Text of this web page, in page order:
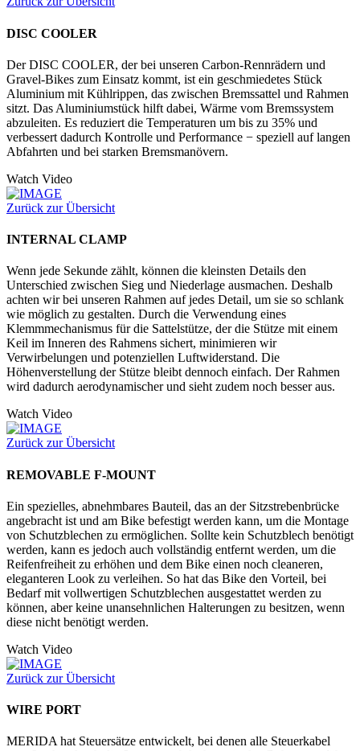
DISC COOLER
Der DISC COOLER, der bei unseren Carbon-Rennrädern und
Gravel-Bikes zum Einsatz kommt, ist ein geschmiedetes Stück
Aluminium mit Kühlrippen, das zwischen Bremssattel und Rahmen
sitzt. Das Aluminiumstück hilft dabei, Wärme vom Bremssystem
abzuleiten. Es reduziert die Temperaturen um bis zu 35% und
verbessert dadurch Kontrolle und Performance − speziell auf langen
Abfahrten und bei starken Bremsmanövern.
Watch Video
Zurück zur Übersicht
INTERNAL CLAMP
Wenn jede Sekunde zählt, können die kleinsten Details den
Unterschied zwischen Sieg und Niederlage ausmachen. Deshalb
achten wir bei unseren Rahmen auf jedes Detail, um sie so schlank
wie möglich zu gestalten. Durch die Verwendung eines
Klemmmechanismus für die Sattelstütze, der die Stütze mit einem
Keil im Inneren des Rahmens sichert, minimieren wir
Verwirbelungen und potenziellen Luftwiderstand. Die
Höhenverstellung der Stütze bleibt dennoch einfach. Der Rahmen
wird dadurch aerodynamischer und sieht zudem noch besser aus.
Watch Video
Zurück zur Übersicht
REMOVABLE F-MOUNT
Ein spezielles, abnehmbares Bauteil, das an der Sitzstrebenbrücke
angebracht ist und am Bike befestigt werden kann, um die Montage
von Schutzblechen zu ermöglichen. Sollte kein Schutzblech benötigt
werden, kann es jedoch auch vollständig entfernt werden, um die
Reifenfreiheit zu erhöhen und dem Bike einen noch cleaneren,
eleganteren Look zu verleihen. So hat das Bike den Vorteil, bei
Bedarf mit vollwertigen Schutzblechen ausgestattet werden zu
können, aber keine unansehnlichen Halterungen zu besitzen, wenn
diese nicht benötigt werden.
Watch Video
Zurück zur Übersicht
WIRE PORT
MERIDA hat Steuersätze entwickelt, bei denen alle Steuerkabel